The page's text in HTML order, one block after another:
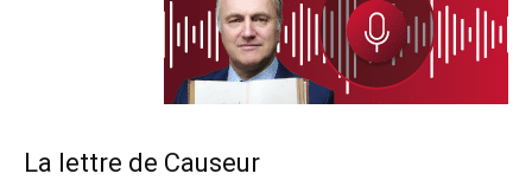
La lettre de Causeur